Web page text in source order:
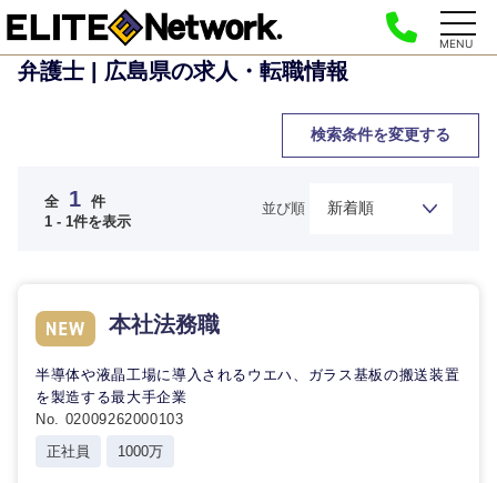
MENU
弁護士 | 広島県の求人・転職情報
検索条件を変更する
ご希望の職種を選択してください
画・事業
企画
経営ボー
ド
すべての経営企画・事業企
画
ご希望の職種を選択してください
経営ボード
管理
SCM
ご希望の業界を選択してください
自動車・機械・船舶
ご希望の勤務地を選択してください
秋田県
ご希望条件を入力ください
希望年収
推奨年齢
20代 30代
全 1 件
1 - 1件を表示
並び順
本社法務職
半導体や液晶工場に導入されるウエハ、ガラス基板の搬送装置
を製造する最大手企業
No. 02009262000103
正社員
1000万